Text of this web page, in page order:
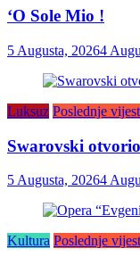
‘O Sole Mio !
5 Augusta, 20264
Luksuz Poslednje
Swarovski
5 Augusta, 20264
Kultura Poslednje